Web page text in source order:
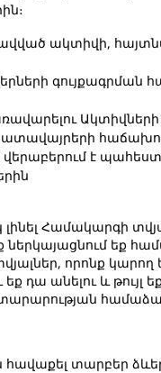
ակտիվի,
գույքագրման
վերաբերում է
Համակարգի
եք
որոնք կարող
դա անելու և թույլ
տարբեր